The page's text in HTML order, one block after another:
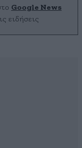
Google News
ειδήσεις